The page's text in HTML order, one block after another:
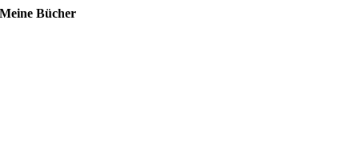
Meine Bücher